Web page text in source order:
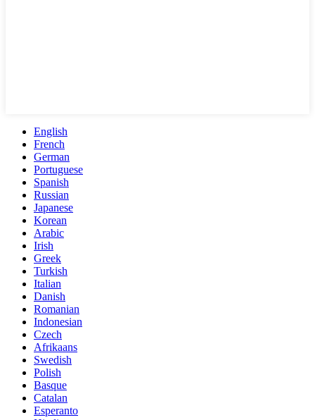
English
French
German
Portuguese
Spanish
Russian
Japanese
Korean
Arabic
Irish
Greek
Turkish
Italian
Danish
Romanian
Indonesian
Czech
Afrikaans
Swedish
Polish
Basque
Catalan
Esperanto